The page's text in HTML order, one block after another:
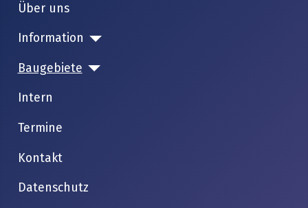
Über uns
Information
Baugebiete
Intern
Termine
Kontakt
Datenschutz